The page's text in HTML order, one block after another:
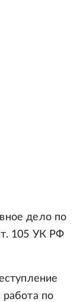
дело по
105 УК РФ
по